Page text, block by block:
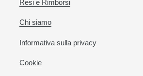
Resi e Rimborsi
Chi siamo
Informativa sulla privacy
Cookie